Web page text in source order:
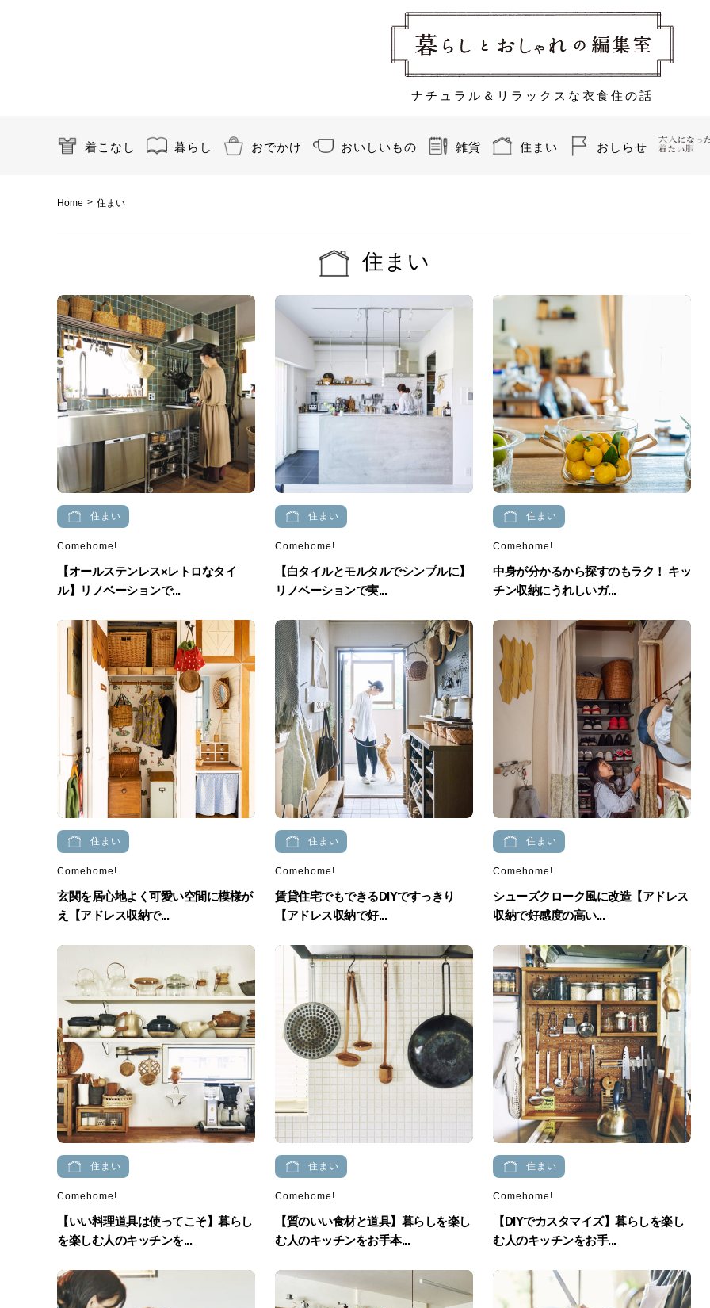
ナチュラル＆リラックスな衣食住の話
着こなし 暮らし おでかけ おいしいもの 雑貨 住まい おしらせ
Home > 住まい
住まい
住まい
Comehome!
【オールステンレス×レトロなタイ
ル】リノベーションで...
住まい
Comehome!
【白タイルとモルタルでシンプルに】
リノベーションで実...
住まい
Comehome!
中身が分かるから探すのもラク！ キッ
チン収納にうれしいガ...
住まい
Comehome!
玄関を居心地よく可愛い空間に模様が
え【アドレス収納で...
住まい
Comehome!
賃貸住宅でもできるDIYですっきり
【アドレス収納で好...
住まい
Comehome!
シューズクローク風に改造【アドレス
収納で好感度の高い...
住まい
Comehome!
【いい料理道具は使ってこそ】暮らし
を楽しむ人のキッチンを...
住まい
Comehome!
【質のいい食材と道具】暮らしを楽し
む人のキッチンをお手本...
住まい
Comehome!
【DIYでカスタマイズ】暮らしを楽し
む人のキッチンをお手...